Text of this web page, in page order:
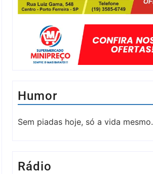
Humor
Sem piadas hoje, só a vida mesmo.
Rádio